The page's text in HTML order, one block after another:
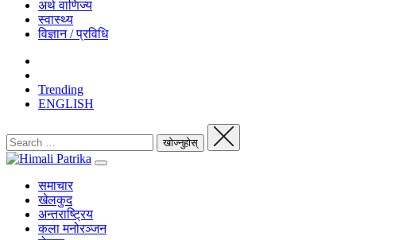
अर्थ वाणिज्य
स्वास्थ्य
विज्ञान / प्रविधि
Trending
ENGLISH
समाचार
खेलकुद
अन्तराष्ट्रिय
कला मनोरञ्जन